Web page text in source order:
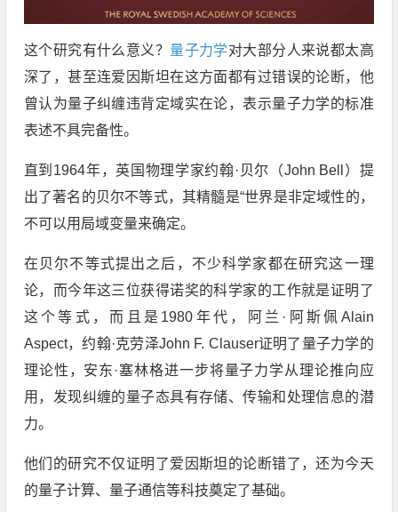
这个研究有什么意义？ 量子力学对大部分人来说都太高
深了，甚至连爱因斯坦在这方面都有过错误的论断，他
曾认为量子纠缠违背定域实在论，表示量子力学的标准
表述不具完备性。
直到1964年，英国物理学家约翰·贝尔（John Bell）提
出了著名的贝尔不等式，其精髓是“世界是非定域性的，
不可以用局域变量来确定。
在贝尔不等式提出之后，不少科学家都在研究这一理
论，而今年这三位获得诺奖的科学家的工作就是证明了
这个等式，而且是1980年代，阿兰·阿斯佩Alain
Aspect，约翰·克劳泽John F. Clauser证明了量子力学的
理论性，安东·塞林格进一步将量子力学从理论推向应
用，发现纠缠的量子态具有存储、传输和处理信息的潜
力。
他们的研究不仅证明了爱因斯坦的论断错了，还为今天
的量子计算、量子通信等科技奠定了基础。